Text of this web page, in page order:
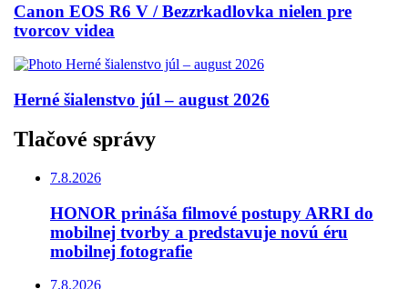
Canon EOS R6 V / Bezzrkadlovka nielen pre
tvorcov videa
Herné šialenstvo júl – august 2026
Tlačové správy
7.8.2026
HONOR prináša filmové postupy ARRI do
mobilnej tvorby a predstavuje novú éru
mobilnej fotografie
7.8.2026